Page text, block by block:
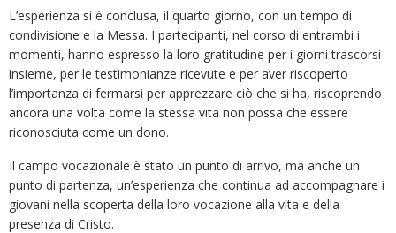
L’esperienza si è conclusa, il quarto giorno, con un tempo di
condivisione e la Messa. I partecipanti, nel corso di entrambi i
momenti, hanno espresso la loro gratitudine per i giorni trascorsi
insieme, per le testimonianze ricevute e per aver riscoperto
l’importanza di fermarsi per apprezzare ciò che si ha, riscoprendo
ancora una volta come la stessa vita non possa che essere
riconosciuta come un dono.
Il campo vocazionale è stato un punto di arrivo, ma anche un
punto di partenza, un’esperienza che continua ad accompagnare i
giovani nella scoperta della loro vocazione alla vita e della
presenza di Cristo.